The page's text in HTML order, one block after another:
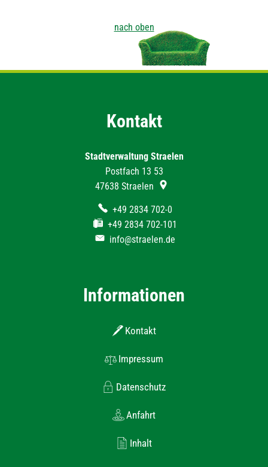
nach oben
Kontakt
Stadtverwaltung Straelen
Postfach 13 53
47638 Straelen
+49 2834 702-0
+49 2834 702-101
info@straelen.de
Informationen
Kontakt
Impressum
Datenschutz
Anfahrt
Inhalt